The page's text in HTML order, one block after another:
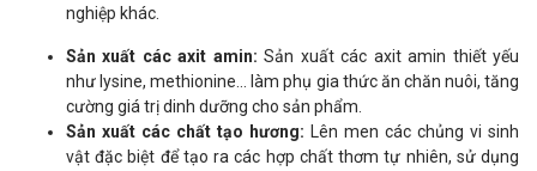
nghiệp khác.
Sản xuất các axit amin: Sản xuất các axit amin thiết yếu
như lysine, methionine... làm phụ gia thức ăn chăn nuôi, tăng
cường giá trị dinh dưỡng cho sản phẩm.
Sản xuất các chất tạo hương: Lên men các chủng vi sinh
vật đặc biệt để tạo ra các hợp chất thơm tự nhiên, sử dụng